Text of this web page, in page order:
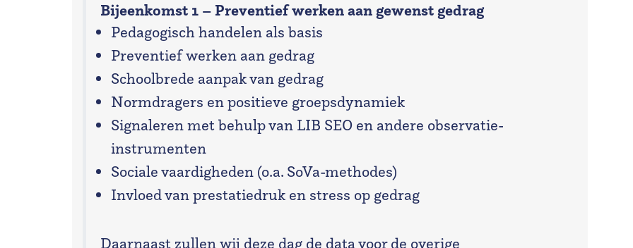
Bijeenkomst 1 – Preventief werken aan gewenst gedrag
Pedagogisch handelen als basis
Preventief werken aan gedrag
Schoolbrede aanpak van gedrag
Normdragers en positieve groepsdynamiek
Signaleren met behulp van LIB SEO en andere observatie-
instrumenten
Sociale vaardigheden (o.a. SoVa-methodes)
Invloed van prestatiedruk en stress op gedrag
Daarnaast zullen wij deze dag de data voor de overige